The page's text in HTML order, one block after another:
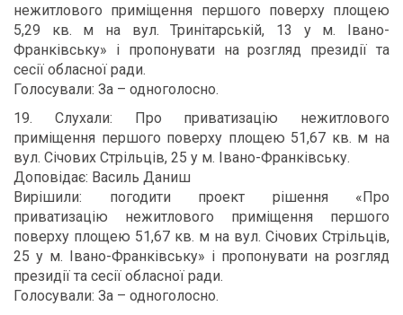
нежитлового приміщення першого поверху площею
5,29 кв. м на вул. Тринітарській, 13 у м. Івано-
Франківську» і пропонувати на розгляд президії та
сесії обласної ради.
Голосували: За – одноголосно.
19. Слухали: Про приватизацію нежитлового
приміщення першого поверху площею 51,67 кв. м на
вул. Січових Стрільців, 25 у м. Івано-Франківську.
Доповідає: Василь Даниш
Вирішили: погодити проект рішення «Про
приватизацію нежитлового приміщення першого
поверху площею 51,67 кв. м на вул. Січових Стрільців,
25 у м. Івано-Франківську» і пропонувати на розгляд
президії та сесії обласної ради.
Голосували: За – одноголосно.